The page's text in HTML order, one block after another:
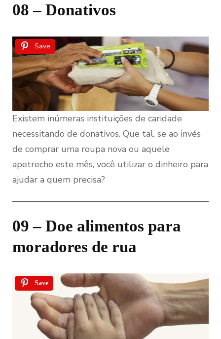
08 – Donativos
Save
Existem inúmeras instituições de caridade
necessitando de donativos. Que tal, se ao invés
de comprar uma roupa nova ou aquele
apetrecho este mês, você utilizar o dinheiro para
ajudar a quem precisa?
09 – Doe alimentos para
moradores de rua
Save